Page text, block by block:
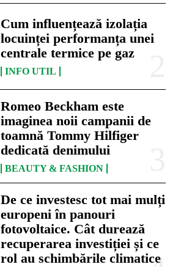
Cum influențează izolația
locuinței performanța unei
centrale termice pe gaz
INFO UTIL
Romeo Beckham este
imaginea noii campanii de
toamnă Tommy Hilfiger
dedicată denimului
BEAUTY & FASHION
De ce investesc tot mai mulți
europeni în panouri
fotovoltaice. Cât durează
recuperarea investiției și ce
rol au schimbările climatice